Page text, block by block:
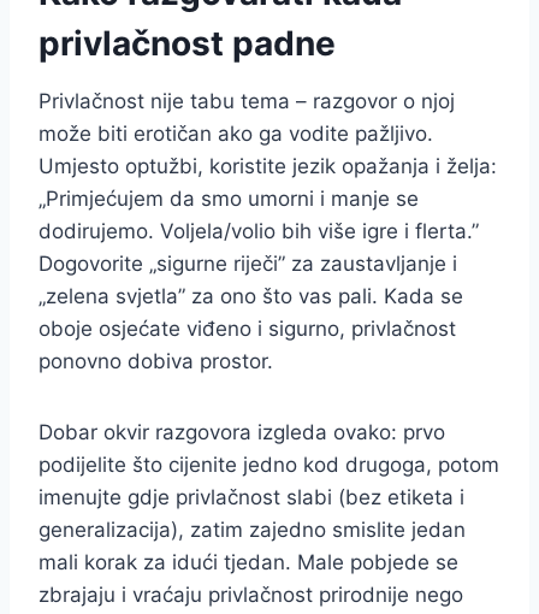
privlačnost padne
Privlačnost nije tabu tema – razgovor o njoj
može biti erotičan ako ga vodite pažljivo.
Umjesto optužbi, koristite jezik opažanja i želja:
„Primjećujem da smo umorni i manje se
dodirujemo. Voljela/volio bih više igre i flerta.”
Dogovorite „sigurne riječi” za zaustavljanje i
„zelena svjetla” za ono što vas pali. Kada se
oboje osjećate viđeno i sigurno, privlačnost
ponovno dobiva prostor.
Dobar okvir razgovora izgleda ovako: prvo
podijelite što cijenite jedno kod drugoga, potom
imenujte gdje privlačnost slabi (bez etiketa i
generalizacija), zatim zajedno smislite jedan
mali korak za idući tjedan. Male pobjede se
zbrajaju i vraćaju privlačnost prirodnije nego